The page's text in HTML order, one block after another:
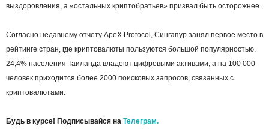
выздоровления, а «остальных криптобратьев» призвал быть осторожнее.
Согласно недавнему отчету ApeX Protocol, Сингапур занял первое место в
рейтинге стран, где криптовалюты пользуются большой популярностью.
24,4% населения Таиланда владеют цифровыми активами, а на 100 000
человек приходится более 2000 поисковых запросов, связанных с
криптовалютами.
Будь в курсе! Подписывайся на Телеграм.